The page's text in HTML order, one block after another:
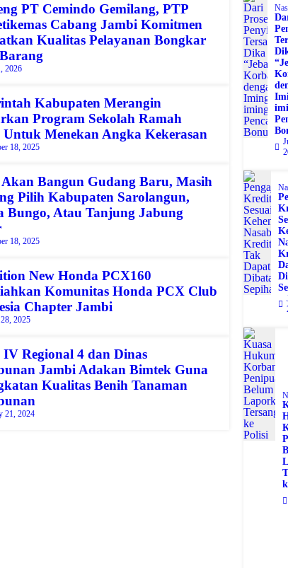
PT Cemindo Gemilang, PTP
Cabang Jambi Komitmen
Kualitas Pelayanan Bongkar
2026
Kabupaten Merangin
Program Sekolah Ramah
Menekan Angka Kekerasan
18, 2025
Bangun Gudang Baru, Masih
Pilih Kabupaten Sarolangun,
Bungo, Atau Tanjung Jabung
18, 2025
New Honda PCX160
Komunitas Honda PCX Club
Chapter Jambi
2025
Regional 4 dan Dinas
Jambi Adakan Bimtek Guna
Kualitas Benih Tanaman
21, 2024